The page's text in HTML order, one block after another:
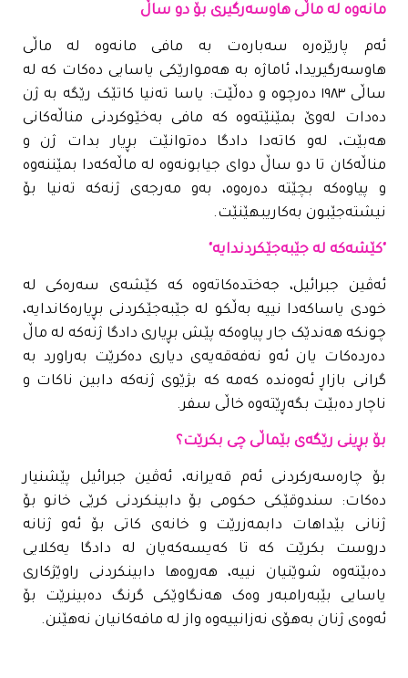
مانەوە لە ماڵی هاوسەرگیری بۆ دو ساڵ
ئەم پارێزەرە سەبارەت بە مافی مانەوە لە ماڵی
هاوسەرگیریدا، ئاماژە بە هەموارێکی یاسایی دەکات کە لە
ساڵی ١٩٨٣ دەرچوە و دەڵێت: یاسا تەنیا کاتێک رێگە بە ژن
دەدات لەوێ بمێنێتەوە کە مافی بەخێوکردنی مناڵەکانی
هەبێت، لەو کاتەدا دادگا دەتوانێت بڕیار بدات ژن و
مناڵەکان تا دو ساڵ دوای جیابونەوە لە ماڵەکەدا بمێننەوە
و پیاوەکە بچێتە دەرەوە، بەو مەرجەی ژنەکە تەنیا بۆ
نیشتەجێبون بەکاریبهێنێت.
"کێشەکە لە جێبەجێکردندایە"
ئەڤین جبرائیل، جەختدەکاتەوە کە کێشەی سەرەکی لە
خودی یاساکەدا نییە بەڵکو لە جێبەجێکردنی بڕیارەکاندایە،
چونکە هەندێک جار پیاوەکە پێش بڕیاری دادگا ژنەکە لە ماڵ
دەردەکات یان ئەو نەفەقەیەی دیاری دەکرێت بەراورد بە
گرانی بازاڕ ئەوەندە کەمە کە بژێوی ژنەکە دابین ناکات و
ناچار دەبێت بگەڕێتەوە خاڵی سفر.
بۆ بڕینی رێگەی بێماڵی چی بکرێت؟
بۆ چارەسەرکردنی ئەم قەیرانە، ئەڤین جبرائیل پێشنیار
دەکات: سندوقێکی حکومی بۆ دابینکردنی کرێی خانو بۆ
ژنانی بێداهات دابمەزرێت و خانەی کاتی بۆ ئەو ژنانە
دروست بکرێت کە تا کەیسەکەیان لە دادگا یەکلایی
دەبێتەوە شوێنیان نییە، هەروەها دابینکردنی راوێژکاری
یاسایی بێبەرامبەر وەک هەنگاوێکی گرنگ دەبینرێت بۆ
ئەوەی ژنان بەهۆی نەزانییەوە واز لە مافەکانیان نەهێنن.